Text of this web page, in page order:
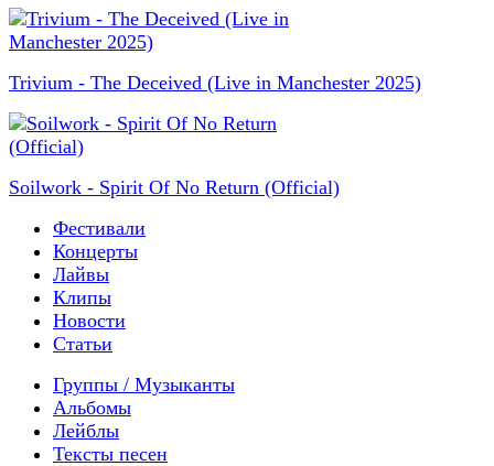
Trivium - The Deceived (Live in Manchester 2025)
Soilwork - Spirit Of No Return (Official)
Фестивали
Концерты
Лайвы
Клипы
Новости
Статьи
Группы / Музыканты
Альбомы
Лейблы
Тексты песен